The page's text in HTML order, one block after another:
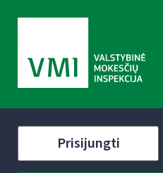
Prisijungti